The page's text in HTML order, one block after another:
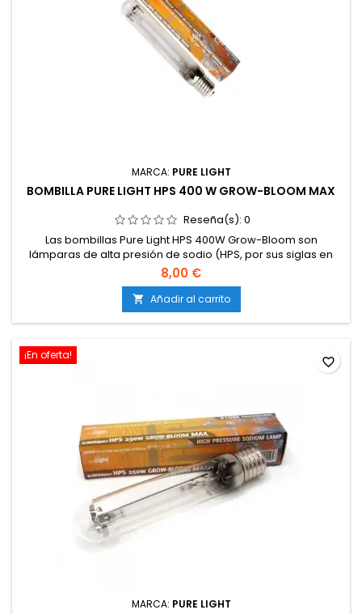
MARCA: PURE LIGHT
BOMBILLA PURE LIGHT HPS 400 W GROW-BLOOM MAX
Reseña(s): 0
Las bombillas Pure Light HPS 400W Grow-Bloom son
lámparas de alta presión de sodio (HPS, por sus siglas en
inglés) de las denominadas mixtas, ya que aportan el
espectro de luz adecuado para las fases de crecimiento y
floración de las plantas.
8,00 €
 Añadir al carrito
¡En oferta!
MARCA: PURE LIGHT
favorite_border